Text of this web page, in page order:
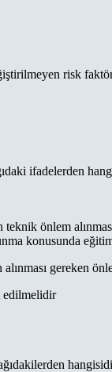
risk
ifadelerden
önlem
konusunda
gereken
edilmelidir